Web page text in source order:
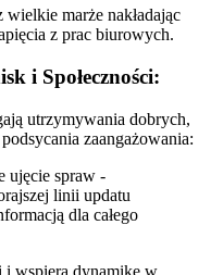
wielkie marże nakładając
z prac biurowych.
i Społeczności:
utrzymywania dobrych,
zaangażowania:
ujęcie spraw -
linii updatu
dla całego
i wspiera dynamikę w